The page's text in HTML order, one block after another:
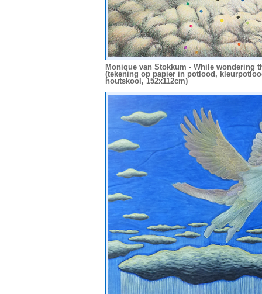
Monique van Stokkum - While wondering
(tekening op papier in potlood,
houtskool, 152x112cm)